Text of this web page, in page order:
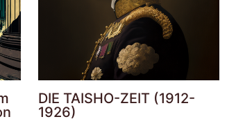
DIE TAISHO-ZEIT (1912-
1926)